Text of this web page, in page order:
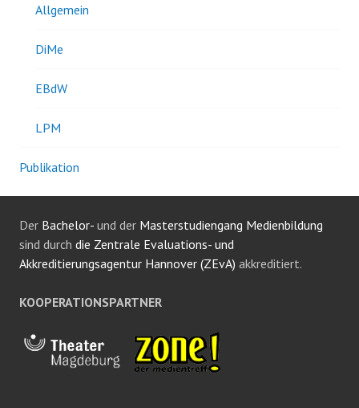
Allgemein
DiMe
EBdW
LPM
Publikation
Der Bachelor- und der Masterstudiengang Medienbildung
sind durch die Zentrale Evaluations- und
Akkreditierungsagentur Hannover (ZEvA) akkreditiert.
KOOPERATIONSPARTNER